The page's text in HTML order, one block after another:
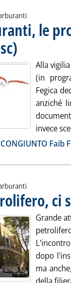
le
2010 alle 14.27.
Alla
(in
Fegica
anziché
invece
alla Faib
ci
Grande
dopo
ma